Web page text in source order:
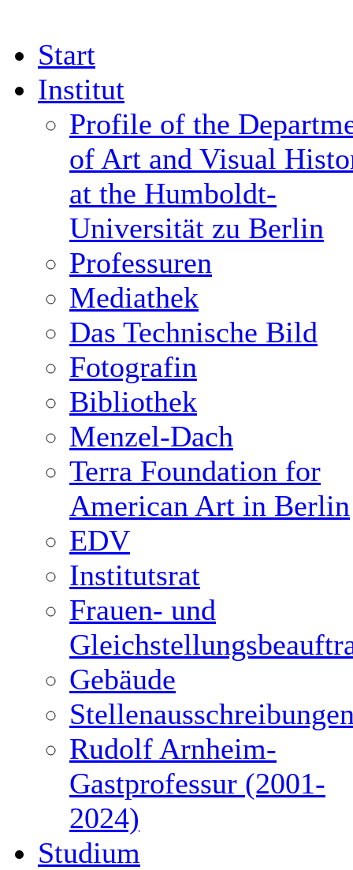
Start
Institut
Profile of the
of Art and Visual
at the Humboldt-
Universität zu Berlin
Professuren
Mediathek
Das Technische Bild
Fotografin
Bibliothek
Menzel-Dach
Terra Foundation for
American Art in Berlin
EDV
Institutsrat
Frauen- und
Gebäude
Rudolf Arnheim-
Gastprofessur (2001-
2024)
Studium